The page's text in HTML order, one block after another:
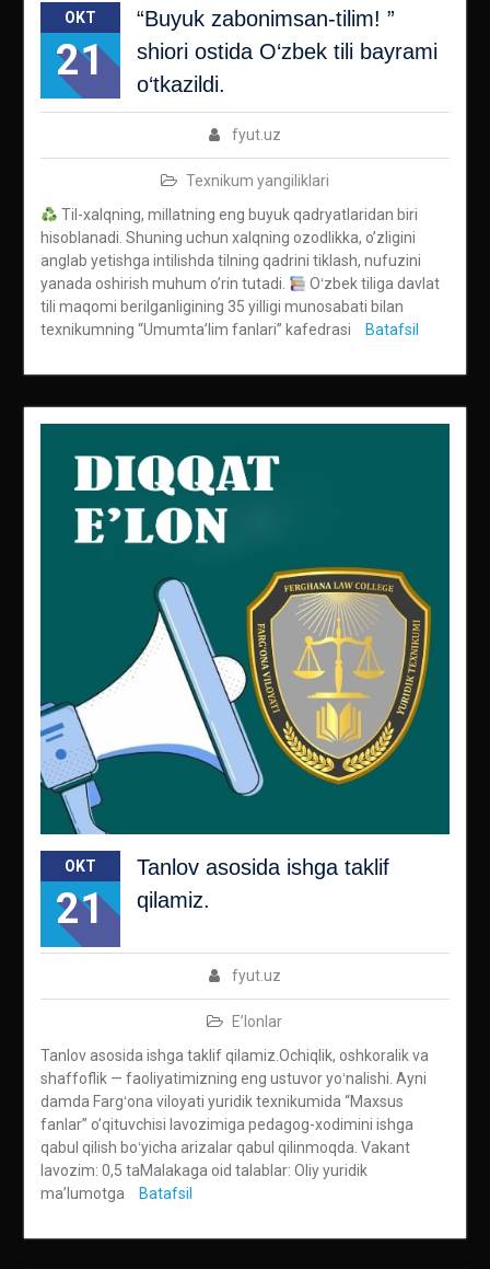
OKT
21
“Buyuk zabonimsan-tilim! ”
shiori ostida O‘zbek tili bayrami
o‘tkazildi.
fyut.uz
Texnikum yangiliklari
Til-xalqning, millatning eng buyuk qadryatlaridan biri
hisoblanadi. Shuning uchun xalqning ozodlikka, o’zligini
anglab yetishga intilishda tilning qadrini tiklash, nufuzini
yanada oshirish muhum o’rin tutadi.
Oʻzbek tiliga davlat
tili maqomi berilganligining 35 yilligi munosabati bilan
texnikumning “Umumta’lim fanlari” kafedrasi
Batafsil
OKT
21
Tanlov asosida ishga taklif
qilamiz.
fyut.uz
E’lonlar
Tanlov asosida ishga taklif qilamiz.Ochiqlik, oshkoralik va
shaffoflik — faoliyatimizning eng ustuvor yoʻnalishi. Ayni
damda Fargʻona viloyati yuridik texnikumida “Maxsus
fanlar” o’qituvchisi lavozimiga pedagog-xodimini ishga
qabul qilish boʻyicha arizalar qabul qilinmoqda. Vakant
lavozim: 0,5 taMalakaga oid talablar: Oliy yuridik
maʼlumotga
Batafsil